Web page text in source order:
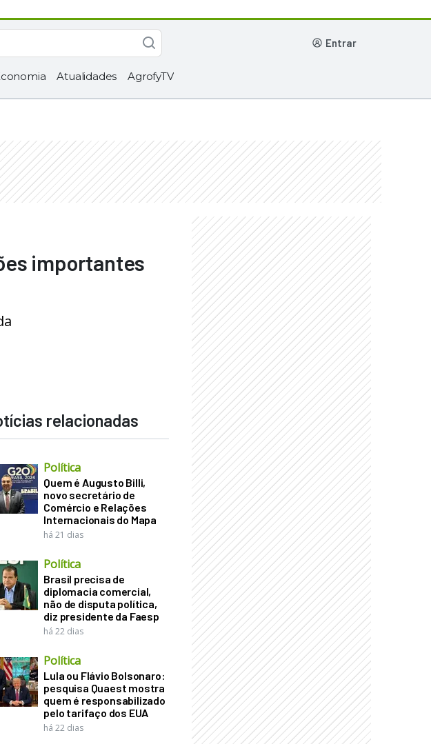
entrar
Atualidades AgrofyTV
importantes
relacionadas
Política
Quem é Augusto Billi,
novo secretário de
Comércio e Relações
Internacionais do Mapa
há 21 dias
Política
Brasil precisa de
diplomacia comercial,
não de disputa política,
diz presidente da Faesp
há 22 dias
Política
Lula ou Flávio Bolsonaro:
pesquisa Quaest mostra
quem é responsabilizado
pelo tarifaço dos EUA
há 22 dias